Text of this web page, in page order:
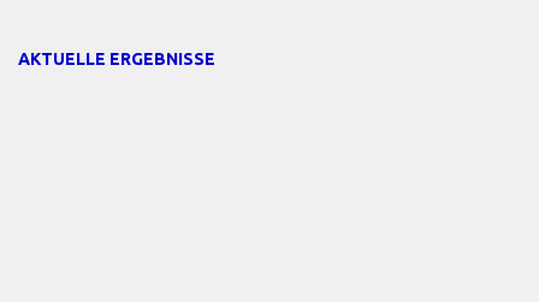
AKTUELLE ERGEBNISSE